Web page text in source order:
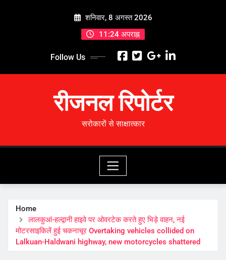
शनिवार, 8 अगस्त 2026
11:24 अपराह्न
Follow Us
रीजनल रिपोर्टर
सरोकारों से साक्षात्कार
Home
लालकुआं-हल्द्वानी हाइवे पर ओवरटेक करते हुए भिड़े वाहन, नई
मोटरसाइकिलें हुई चकनाचूर Overtaking vehicles collided on
Lalkuan-Haldwani highway, new motorcycles shattered